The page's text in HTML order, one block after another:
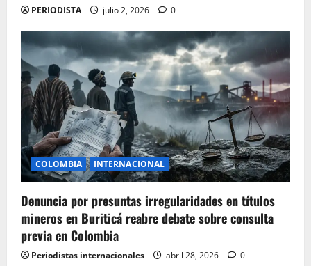
PERIODISTA julio 2, 2026 0
COLOMBIA INTERNACIONAL
Denuncia por presuntas irregularidades en títulos
mineros en Buriticá reabre debate sobre consulta
previa en Colombia
Periodistas internacionales abril 28, 2026 0